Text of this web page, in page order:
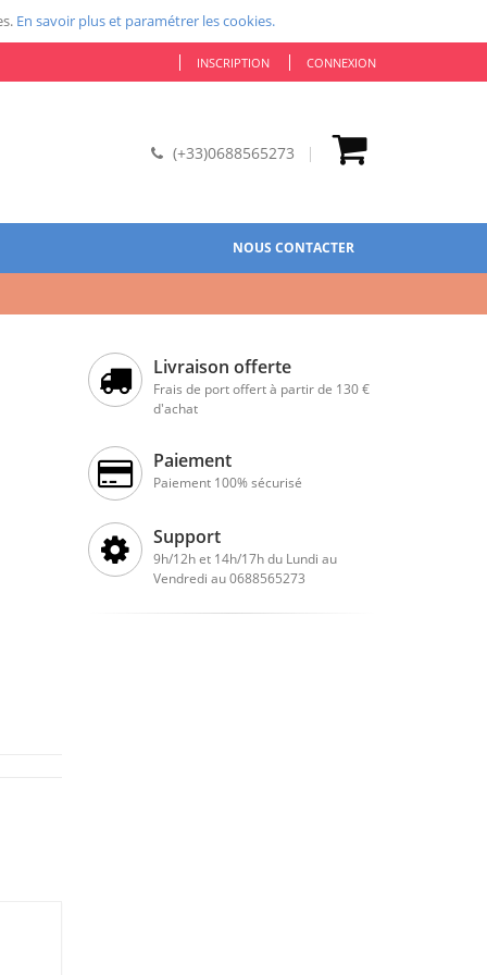
En savoir plus et paramétrer les cookies.
INSCRIPTION CONNEXION
(+33)0688565273
NOUS CONTACTER
Livraison offerte
Frais de port offert à partir de 130 €
d'achat
Paiement
Paiement 100% sécurisé
Support
9h/12h et 14h/17h du Lundi au
Vendredi au 0688565273